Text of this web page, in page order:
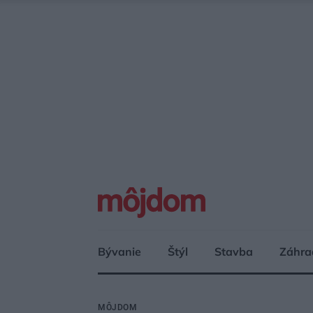
Bývanie Štýl Stavba
MÔJDOM